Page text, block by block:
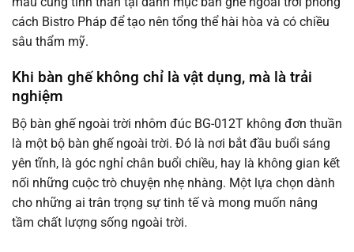
cách Bistro Pháp để tạo nên tổng thể hài hòa và có chiều
sâu thẩm mỹ.
Khi bàn ghế không chỉ là vật dụng, mà là trải
nghiệm
Bộ bàn ghế ngoài trời nhôm đúc BG-012T không đơn thuần
là một bộ bàn ghế ngoài trời. Đó là nơi bắt đầu buổi sáng
yên tĩnh, là góc nghỉ chân buổi chiều, hay là không gian kết
nối những cuộc trò chuyện nhẹ nhàng. Một lựa chọn dành
cho những ai trân trọng sự tinh tế và mong muốn nâng
tầm chất lượng sống ngoài trời.